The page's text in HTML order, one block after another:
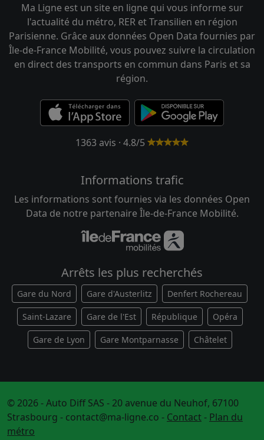
Ma Ligne est un site en ligne qui vous informe sur
l'actualité du métro, RER et Transilien en région
Parisienne. Grâce aux données Open Data fournies par
Île-de-France Mobilité, vous pouvez suivre la circulation
en direct des transports en commun dans Paris et sa
région.
1363 avis · 4.8/5
Informations trafic
Les informations sont fournies via les données Open
Data de notre partenaire Île-de-France Mobilité.
Arrêts les plus recherchés
Gare du Nord Gare d'Austerlitz Denfert Rochereau
Saint-Lazare Gare de l'Est République Opéra
Gare de Lyon Gare Montparnasse Châtelet
© 2026 - Auto Diff SAS - 20 avenue du Neuhof, 67100
Strasbourg - contact@ma-ligne.co - Contact- Plan du
métro